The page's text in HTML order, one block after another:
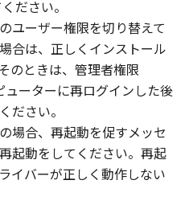
せん。
諾、譲渡、販売、頒
その他の方法により、
ア」を使用させること
トウェア」の全部また
コンパイル、逆アセン
ンジニアリング等する
第三者にこのような行
ださい。
ユーザー権限を切り替えて
合は、正しくインストール
のときは、管理者権限
ーターに再ログインした後
ださい。
場合、再起動を促すメッセ
起動をしてください。再起
イバーが正しく動作しない